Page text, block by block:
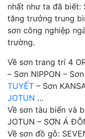
nhất như ta đã
tăng trưởng trung
sơn công nghiệp
trường.
Về sơn trang trí 4
– Sơn NIPPON –
TUYẾT – Sơn
JOTUN …
Về sơn tàu biển và
JOTUN – SƠN Á
Về sơn đồ gỗ: